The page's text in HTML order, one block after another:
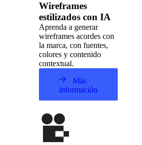
Wireframes
estilizados con IA
Aprenda a generar
wireframes acordes con
la marca, con fuentes,
colores y contenido
contextual.
Más
información